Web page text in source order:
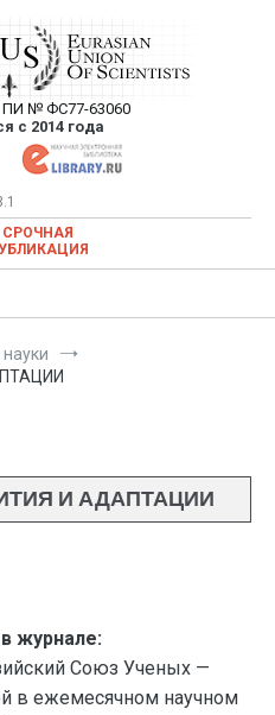
Союз Ученых —
статей в
журнале
ПИ № ФС77-63060
с 2014 года
публикация научных статей в
журнале
СРОЧНАЯ
И АДАПТАЦИИ
журнале:
Союз Ученых —
в ежемесячном научном